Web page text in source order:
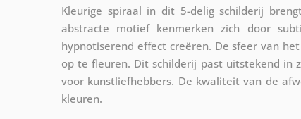
Kleurige spiraal in dit 5-delig schilderij
abstracte motief kenmerken zich door
hypnotiserend effect creëren. De sfeer van
op te fleuren. Dit schilderij past uitstekend in
voor kunstliefhebbers. De kwaliteit van de
kleuren.